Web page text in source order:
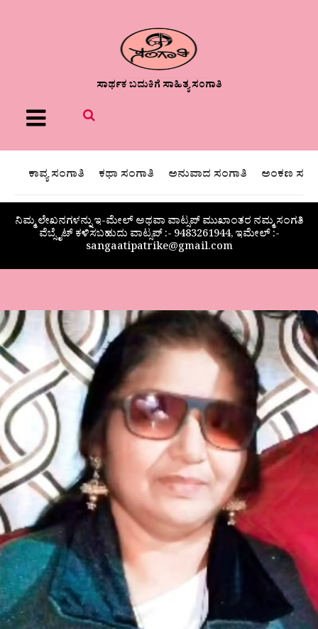
ಸಾರ್ಥಕ ಬದುಕಿಗೆ ಸಾಹಿತ್ಯ ಸಂಗಾತಿ
Menu
ಕಾವ್ಯ ಸಂಗಾತಿ ಕಥಾ ಸಂಗಾತಿ ಅನುವಾದ ಸಂಗಾತಿ ಅಂಕಣ
ನಿಮ್ಮ ಲೇಖನಗಳನ್ನು ಇ-ಮೇಲ್ ಅಥವಾ ವಾಟ್ಸಪ್ ಮುಖಾಂತರ ನಮ್ಮ ಸಂಗತಿ
ವೆಬ್ಸೈಟ್ ಕಳಿಸಬಹುದು ವಾಟ್ಸಪ್‌ :- 9483261944, ಇಮೇಲ್ :-
sangaatipatrike@gmail.com
ಮಾಜಾನ್
ಮಸ್ಕಿ‌
ಅವರ
ಕವಿತೆ-
ಏಕಾಂಗಿ